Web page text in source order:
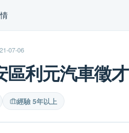
07-06
區利元汽車徵才
經驗 5年以上